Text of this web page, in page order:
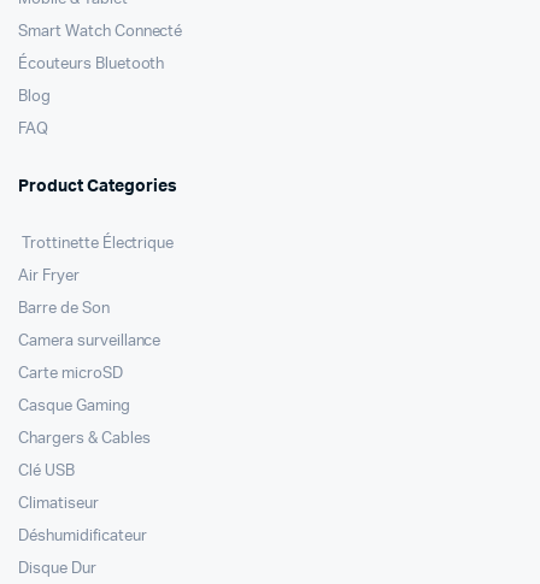
Smart Watch Connecté
Écouteurs Bluetooth
Blog
FAQ
Product Categories
Trottinette Électrique
Air Fryer
Barre de Son
Camera surveillance
Carte microSD
Casque Gaming
Chargers & Cables
Clé USB
Climatiseur
Déshumidificateur
Disque Dur